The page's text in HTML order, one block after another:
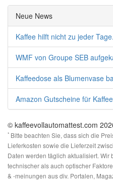
Neue News
Kaffee hilft nicht zu jeder
WMF von Groupe SEB
Kaffeedose als Blumenvase
Amazon Gutscheine für
© kaffeevollautomattest.com
* Bitte beachten Sie, dass sich die
Lieferkosten sowie die Lieferzeit
Daten werden täglich aktualisiert. Wir
technischer als auch optischer
& -meinungen aus div. Portalen,